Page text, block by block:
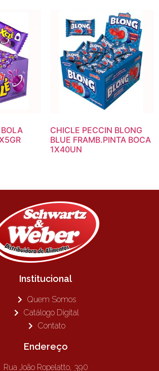
CHICLE PECCIN BLONG
BLUE FRAMB.PINTA BOCA
1X40UN
Institucional
Quem Somos
Catálogo Digital
Contato
Endereço
Rua João Ropelatto, 390